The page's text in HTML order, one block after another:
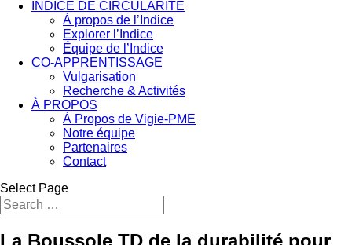
INDICE DE CIRCULARITÉ
À propos de l’Indice
Explorer l’Indice
Équipe de l’Indice
CO-APPRENTISSAGE
Vulgarisation
Recherche & Activités
À PROPOS
À Propos de Vigie-PME
Notre équipe
Partenaires
Contact
Select Page
La Boussole TD de la durabilité pour